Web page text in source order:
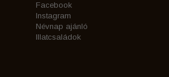
Facebook
Instagram
Névnap ajánló
Illatcsaládok